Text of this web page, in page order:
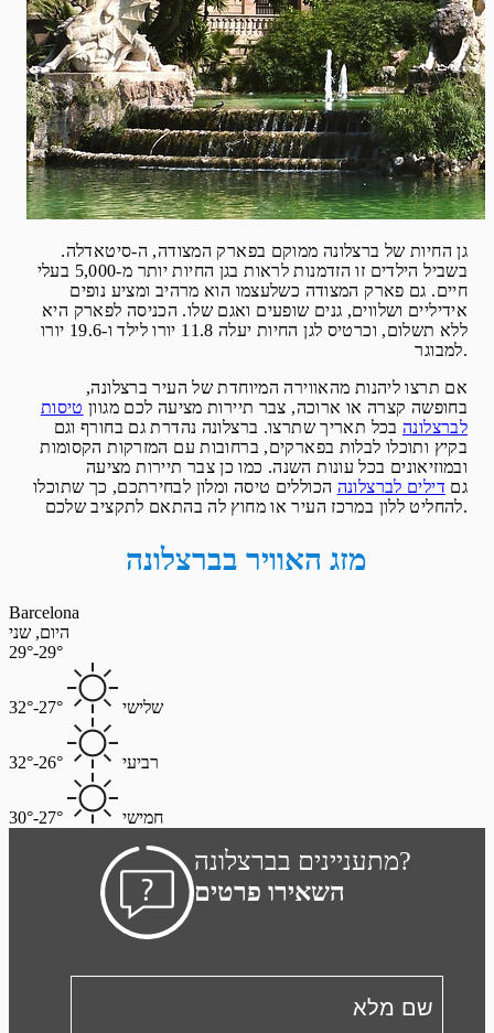
גן החיות של ברצלונה ממוקם בפארק המצודה, ה-סיטאדלה.
בשביל הילדים זו הזדמנות לראות בגן החיות יותר מ-5,000 בעלי
חיים. גם פארק המצודה כשלעצמו הוא מרהיב ומציע נופים
אידיליים ושלווים, גנים שופעים ואגם שלו. הכניסה לפארק היא
ללא תשלום, וכרטיס לגן החיות יעלה 11.8 יורו לילד ו-19.6 יורו
למבוגר.
אם תרצו ליהנות מהאווירה המיוחדת של העיר ברצלונה,
בחופשה קצרה או ארוכה, צבר תיירות מציעה לכם מגוון טיסות
לברצלונה בכל תאריך שתרצו. ברצלונה נהדרת גם בחורף וגם
בקיץ ותוכלו לבלות בפארקים, ברחובות עם המזרקות הקסומות
ובמוזיאונים בכל עונות השנה. כמו כן צבר תיירות מציעה
גם דילים לברצלונה הכוללים טיסה ומלון לבחירתכם, כך שתוכלו
להחליט ללון במרכז העיר או מחוץ לה בהתאם לתקציב שלכם.
מזג האוויר בברצלונה
Barcelona
היום, שני
29°-29°
שלישי 27°-32°
רביעי 26°-32°
חמישי 27°-30°
מתעניינים בברצלונה?
השאירו פרטים